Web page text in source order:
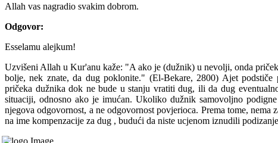
Allah vas nagradio svakim dobrom.
Odgovor:
Esselamu alejkum!
Uzvišeni Allah u Kur'anu kaže: "A ako je (dužnik) u nevolji, onda
bolje, nek znate, da dug poklonite." (El-Bekare, 2800) Ajet podstiče
pričeka dužnika dok ne bude u stanju vratiti dug, ili da dug
situaciji, odnosno ako je imućan. Ukoliko dužnik samovoljno
njegova odgovornost, a ne odgovornost povjerioca. Prema tome, nema
na ime kompenzacije za dug , budući da niste ucjenom iznudili